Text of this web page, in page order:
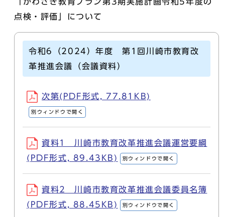
点検・評価」について
令和6（2024）年度 第1回川崎市教育改
革推進会議（会議資料）
次第(PDF形式, 77.81KB)
別ウィンドウで開く
資料1 川崎市教育改革推進会議運営要綱
(PDF形式, 89.43KB)
別ウィンドウで開く
資料2 川崎市教育改革推進会議委員名簿
(PDF形式, 88.45KB)
別ウィンドウで開く